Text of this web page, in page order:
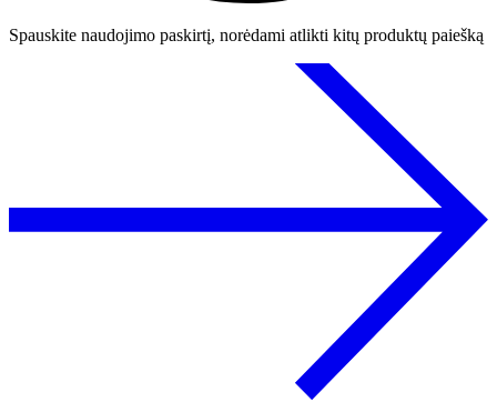
Spauskite naudojimo paskirtį, norėdami atlikti kitų produktų paiešką